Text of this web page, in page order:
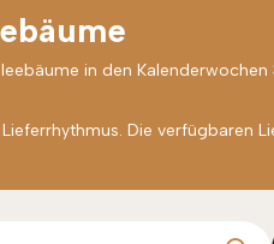
in den
Die verfügbaren